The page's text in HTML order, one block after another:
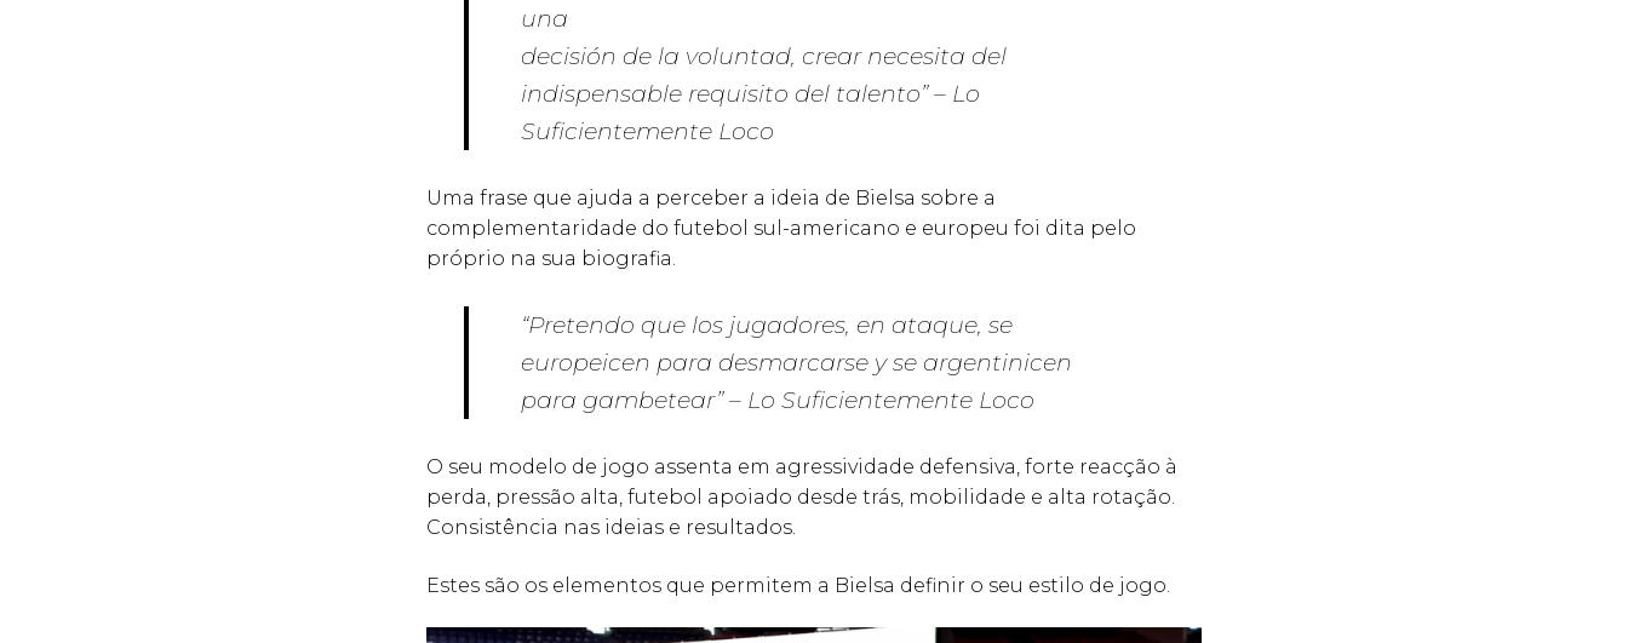
una
decisión de la voluntad, crear necesita del
indispensable requisito del talento” – Lo
Suficientemente Loco
Uma frase que ajuda a perceber a ideia de Bielsa sobre a
complementaridade do futebol sul-americano e europeu foi dita pelo
próprio na sua biografia.
“Pretendo que los jugadores, en ataque, se
europeicen para desmarcarse y se argentinicen
para gambetear” – Lo Suficientemente Loco
O seu modelo de jogo assenta em agressividade defensiva, forte reacção à
perda, pressão alta, futebol apoiado desde trás, mobilidade e alta rotação.
Consistência nas ideias e resultados.
Estes são os elementos que permitem a Bielsa definir o seu estilo de jogo.